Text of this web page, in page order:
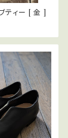
陰陽五行のハーブティー [ 金 ]